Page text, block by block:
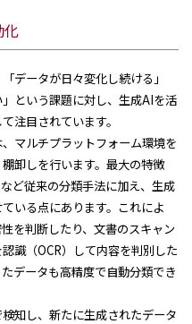
化
データが日々変化し続ける」
」という課題に対し、生成AIを活
注目されています。
マルチプラットフォーム環境を
卸しを行います。最大の特徴
ど従来の分類手法に加え、生成
いる点にあります。これによ
を判断したり、文書のスキャン
識（OCR）して内容を判別した
データも高精度で自動分類でき
知し、新たに生成されたデータ